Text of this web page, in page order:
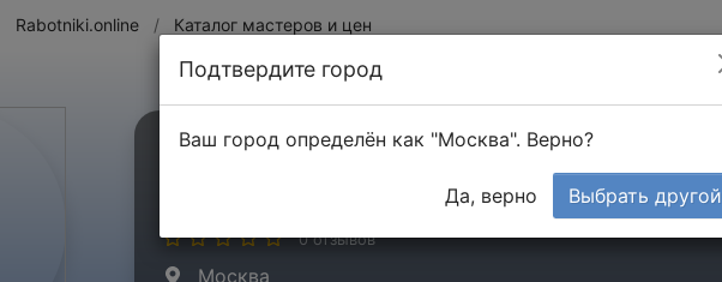
Rabotniki.online / Каталог мастеров и цен
Натик Багишев
0 отзывов
Москва
Подтвердите город
Ваш город определён как "Москва". Верно?
Да, верно Выбрать другой